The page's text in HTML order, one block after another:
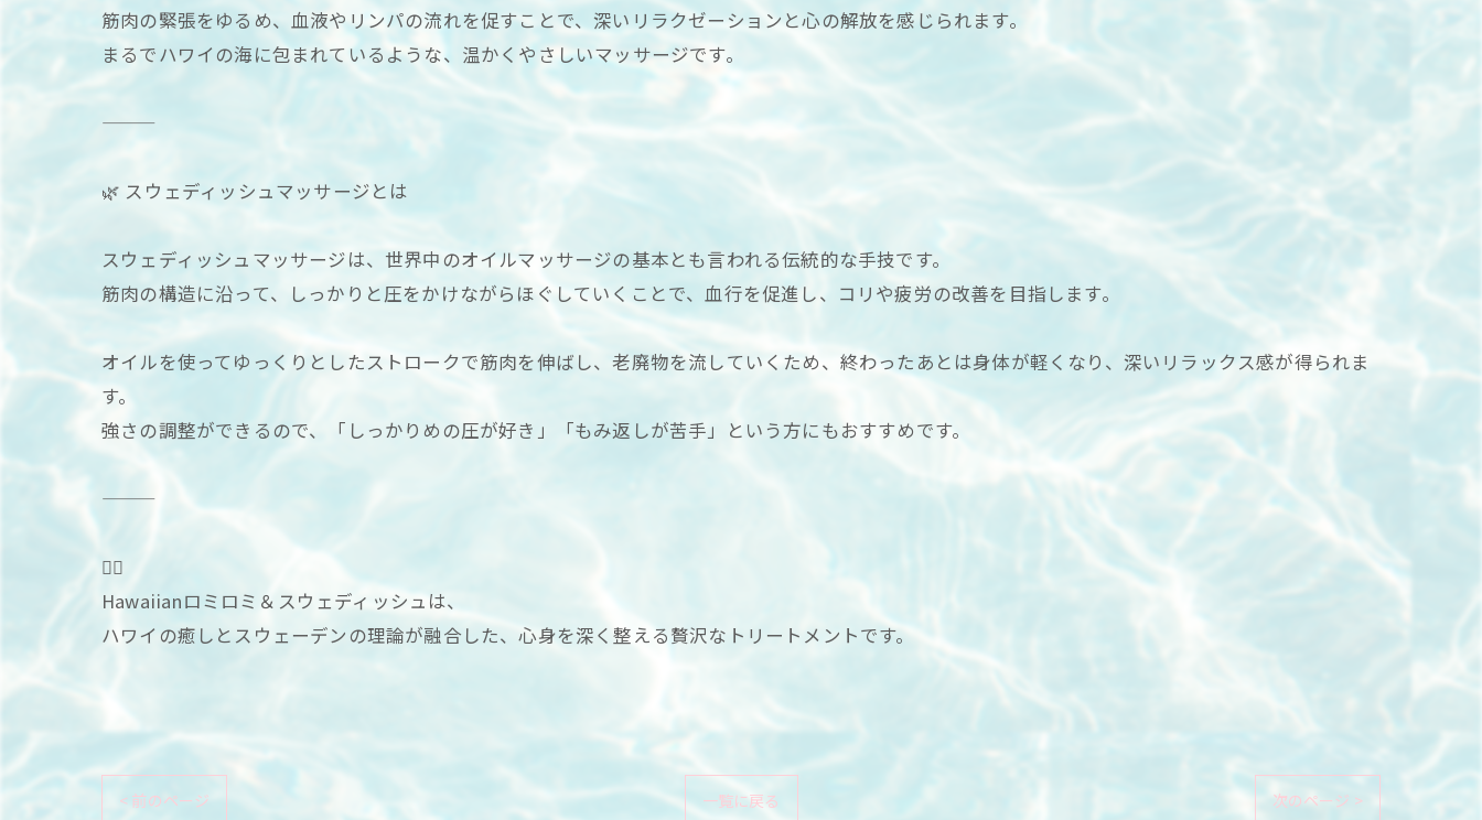
筋肉の緊張をゆるめ、血液やリンパの流れを促すことで、深いリラクゼーションと心の解放を感じられます。
まるでハワイの海に包まれているような、温かくやさしいマッサージです。
🌿 スウェディッシュマッサージとは
スウェディッシュマッサージは、世界中のオイルマッサージの基本とも言われる伝統的な手技です。
筋肉の構造に沿って、しっかりと圧をかけながらほぐしていくことで、血行を促進し、コリや疲労の改善を目指します。
オイルを使ってゆっくりとしたストロークで筋肉を伸ばし、老廃物を流していくため、終わったあとは身体が軽くなり、深いリラックス感が得られま
す。
強さの調整ができるので、「しっかりめの圧が好き」「もみ返しが苦手」という方にもおすすめです。
💆‍♀️
Hawaiianロミロミ＆スウェディッシュは、
ハワイの癒しとスウェーデンの理論が融合した、心身を深く整える贅沢なトリートメントです。
< 前のページ 一覧に戻る 次のページ >